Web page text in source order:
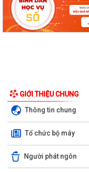
GIỚI THIỆU CHUNG
Thông tin chung
Tổ chức bộ máy
Người phát ngôn